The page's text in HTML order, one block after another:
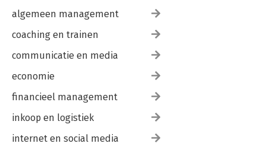
Congruentie in beloftes, beleid én gedrag 240
Nawoord 243
Dankwoord 245
algemeen management
coaching en trainen
communicatie en media
economie
financieel management
inkoop en logistiek
internet en social media